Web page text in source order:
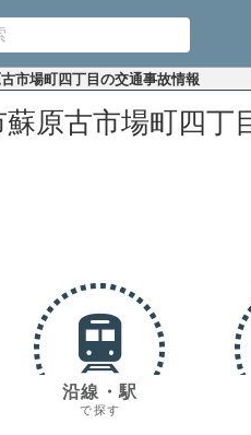
市場町四丁目の交通事故情報
原古市場町四丁
沿線・駅
で探す